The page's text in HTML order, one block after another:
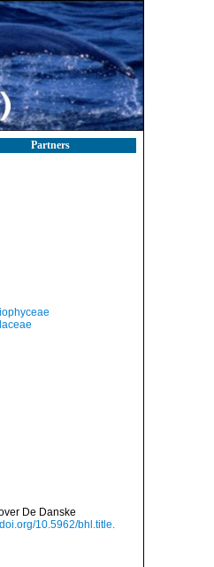
Partners
De Danske
10.5962/bhl.title.